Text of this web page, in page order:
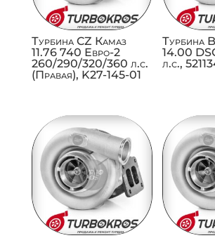
Турбина CZ Камаз
11.76 740 Евро-2
260/290/320/360 л.с.
(Правая), K27-145-01
Турбина
14.00
л.с.,